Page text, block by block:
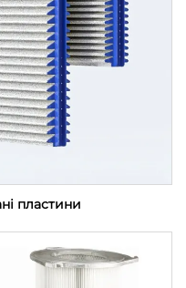
пластини